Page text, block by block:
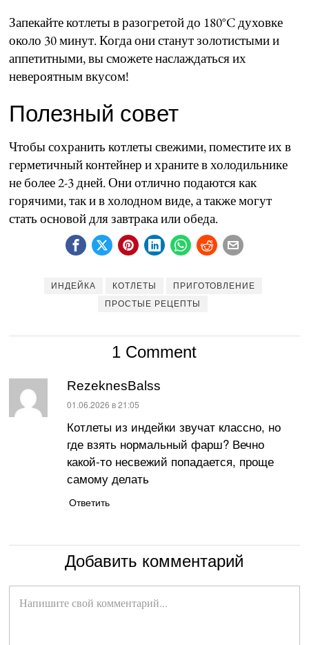
Запекайте котлеты в разогретой до 180°C духовке
около 30 минут. Когда они станут золотистыми и
аппетитными, вы сможете наслаждаться их
невероятным вкусом!
Полезный совет
Чтобы сохранить котлеты свежими, поместите их в
герметичный контейнер и храните в холодильнике
не более 2-3 дней. Они отлично подаются как
горячими, так и в холодном виде, а также могут
стать основой для завтрака или обеда.
ИНДЕЙКА КОТЛЕТЫ
ПРИГОТОВЛЕНИЕ
ПРОСТЫЕ РЕЦЕПТЫ
1 Comment
RezeknesBalss
:
01.06.2026 в 21:05
Котлеты из индейки звучат классно, но
где взять нормальный фарш? Вечно
какой-то несвежий попадается, проще
самому делать
Ответить
Добавить комментарий